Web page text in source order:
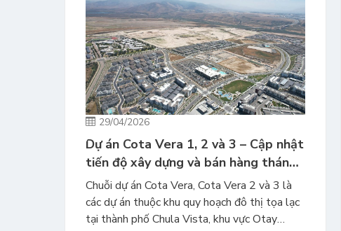
29/04/2026
Dự án Cota Vera 1, 2 và 3 – Cập nhật
tiến độ xây dựng và bán hàng tháng
4/2026
Chuỗi dự án Cota Vera, Cota Vera 2 và 3 là
các dự án thuộc khu quy hoạch đô thị tọa lạc
tại thành phố Chula Vista, khu vực Otay